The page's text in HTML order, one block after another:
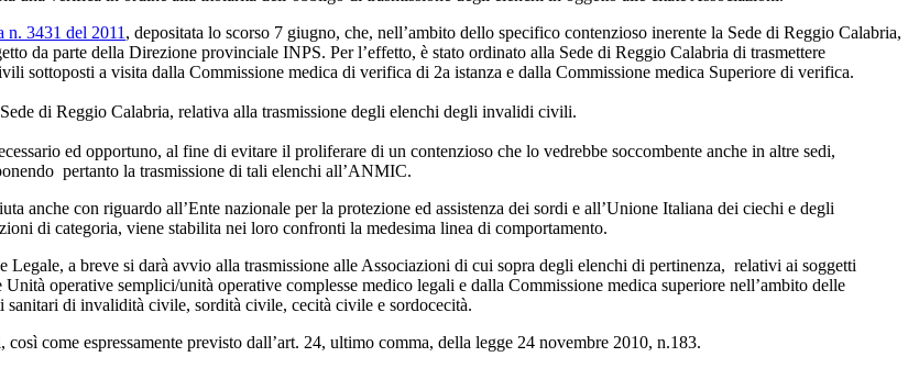
n. 3431 del 2011 , depositata lo scorso 7 giugno, che, nell’ambito dello specifico contenzioso inerente la Sede di Reggio Calabria,
da parte della Direzione provinciale INPS. Per l’effetto, è stato ordinato alla Sede di Reggio Calabria di trasmettere
sottoposti a visita dalla Commissione medica di verifica di 2a istanza e dalla Commissione medica Superiore di verifica.
di Reggio Calabria, relativa alla trasmissione degli elenchi degli invalidi civili.
ed opportuno, al fine di evitare il proliferare di un contenzioso che lo vedrebbe soccombente anche in altre sedi,
pertanto la trasmissione di tali elenchi all’ANMIC.
anche con riguardo all’Ente nazionale per la protezione ed assistenza dei sordi e all’Unione Italiana dei ciechi e degli
di categoria, viene stabilita nei loro confronti la medesima linea di comportamento.
a breve si darà avvio alla trasmissione alle Associazioni di cui sopra degli elenchi di pertinenza, relativi ai soggetti
operative semplici/unità operative complesse medico legali e dalla Commissione medica superiore nell’ambito delle
di invalidità civile, sordità civile, cecità civile e sordocecità.
come espressamente previsto dall’art. 24, ultimo comma, della legge 24 novembre 2010, n.183.